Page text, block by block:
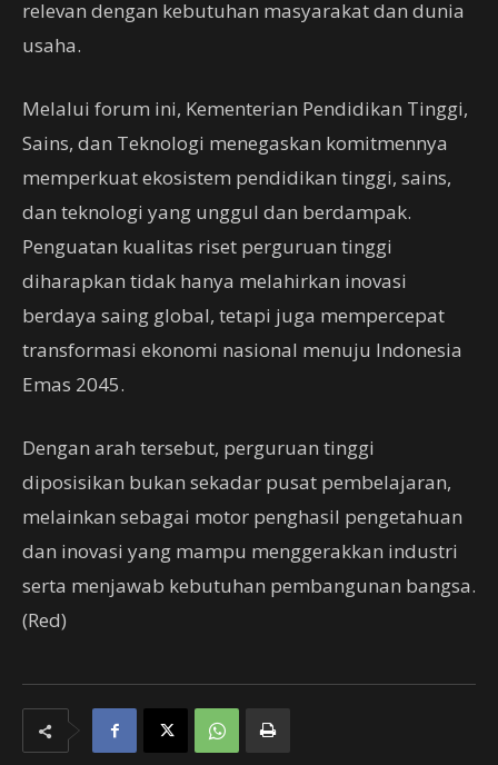
relevan dengan kebutuhan masyarakat dan dunia
usaha.
Melalui forum ini, Kementerian Pendidikan Tinggi,
Sains, dan Teknologi menegaskan komitmennya
memperkuat ekosistem pendidikan tinggi, sains,
dan teknologi yang unggul dan berdampak.
Penguatan kualitas riset perguruan tinggi
diharapkan tidak hanya melahirkan inovasi
berdaya saing global, tetapi juga mempercepat
transformasi ekonomi nasional menuju Indonesia
Emas 2045.
Dengan arah tersebut, perguruan tinggi
diposisikan bukan sekadar pusat pembelajaran,
melainkan sebagai motor penghasil pengetahuan
dan inovasi yang mampu menggerakkan industri
serta menjawab kebutuhan pembangunan bangsa.
(Red)